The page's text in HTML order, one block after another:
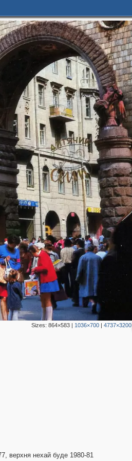
Sizes: 864×583| 1036×700| 4737×3200
верхня нехай буде 1980-81